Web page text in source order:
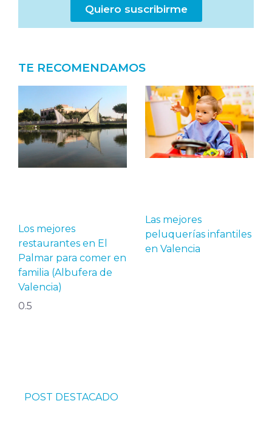
Quiero suscribirme
TE RECOMENDAMOS
Los mejores
restaurantes en El
Palmar para comer en
familia (Albufera de
Valencia)
Las mejores
peluquerías infantiles
en Valencia
POST DESTACADO